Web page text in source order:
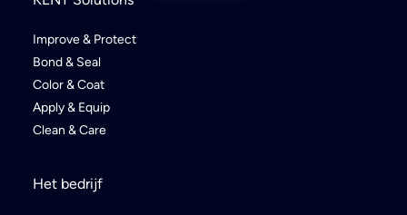
Improve & Protect
Bond & Seal
Color & Coat
Apply & Equip
Clean & Care
Het bedrijf